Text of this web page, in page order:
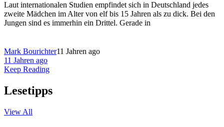
Laut internationalen Studien empfindet sich in Deutschland jedes
zweite Mädchen im Alter von elf bis 15 Jahren als zu dick. Bei den
Jungen sind es immerhin ein Drittel. Gerade in
Mark Bourichter11 Jahren ago
11 Jahren ago
Keep Reading
Lesetipps
View All